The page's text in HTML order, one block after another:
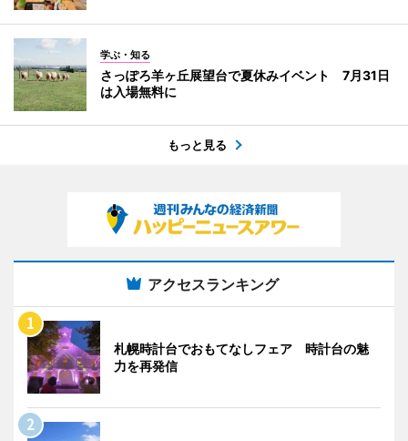
学ぶ・知る
さっぽろ羊ヶ丘展望台で夏休みイベント 7月31日
は入場無料に
もっと見る
アクセスランキング
札幌時計台でおもてなしフェア 時計台の魅
力を再発信